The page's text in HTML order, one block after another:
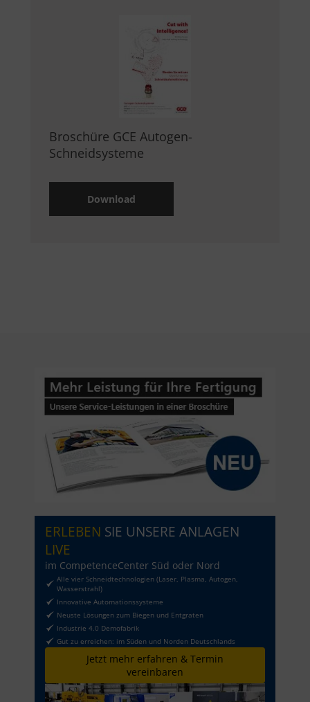
Broschüre GCE Autogen-
Schneidsysteme
Download
ERLEBEN SIE UNSERE ANLAGEN
LIVE
im CompetenceCenter Süd oder Nord
Alle vier Schneidtechnologien (Laser, Plasma, Autogen,
Wasserstrahl)
Innovative Automationssysteme
Neuste Lösungen zum Biegen und Entgraten
Industrie 4.0 Demofabrik
Gut zu erreichen: im Süden und Norden Deutschlands
Jetzt mehr erfahren & Termin
vereinbaren